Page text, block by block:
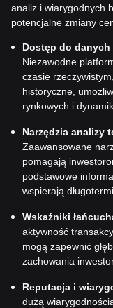
analiz i wiarygodnych
potencjalne zmiany
Dostęp do
Niezawodne
czasie
historyczne,
rynkowych i
Narzędzia analizy
Zaawansowane
pomagają
podstawowe
wspierają
Wskaźniki
aktywność
mogą zapewnić
zachowania
Reputacja i
dużą